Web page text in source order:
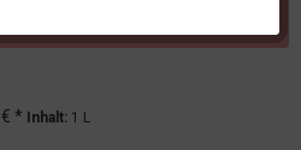
* Inhalt: 1 L